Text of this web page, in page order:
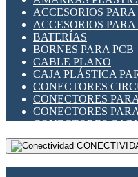
INDICADORES
INTERFACES DE
INTERRUPTORES
LLAVES
MEDIDORES DE
MOTORES PASO A
PANTALLAS HMI
PLC -
RELÉS DE
SENSORES
ACCESORIOS
ACCESORIOS
BATERÍAS
BORNES PARA PCB
CABLE PLANO
CAJA PLÁSTICA
CONECTORES
CONECTORES
CONECTORES
CONECTORES
CONECTORES PCB
DIP SWITCHES